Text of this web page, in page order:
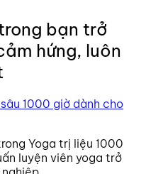
bạn trở
hứng, luôn
Yoga trị liệu 1000
luyện viên yoga trở